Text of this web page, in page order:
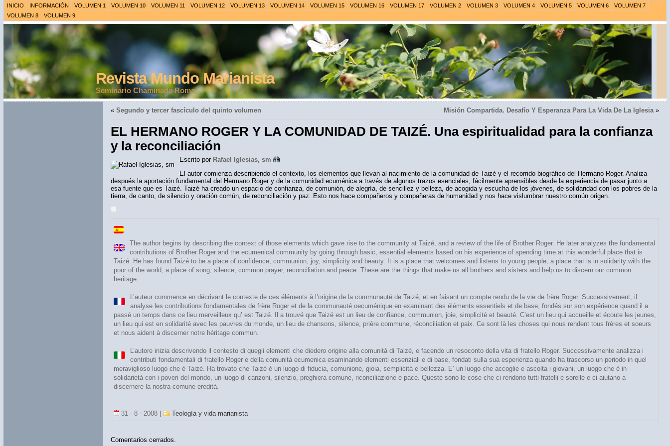
INICIO INFORMACIÓN VOLUMEN 1 VOLUMEN 10 VOLUMEN 11 VOLUMEN 12 VOLUMEN 13 VOLUMEN 14 VOLUMEN 15 VOLUMEN 16 VOLUMEN 17 VOLUMEN 2 VOLUMEN 3 VOLUMEN 4 VOLUMEN 5 VOLUMEN 6
VOLUMEN 7
VOLUMEN 8
VOLUMEN 9
Revista Mundo Marianista
Seminario Chaminade Roma
« Segundo y tercer fascículo del quinto volumen Misión Compartida. Desafío Y Esperanza Para La Vida De La Iglesia»
EL HERMANO ROGER Y LA COMUNIDAD DE TAIZÉ. Una espiritualidad para la confianza
y la reconciliación
Escrito por Rafael Iglesias, sm
El autor comienza describiendo el contexto, los elementos que llevan al nacimiento de la comunidad de Taizé y el recorrido biográfico del Hermano Roger. Analiza
después la aportación fundamental del Hermano Roger y de la comunidad ecuménica a través de algunos trazos esenciales, fácilmente aprensibles desde la experiencia de pasar junto a
esa fuente que es Taizé. Taizé ha creado un espacio de confianza, de comunión, de alegría, de sencillez y belleza, de acogida y escucha de los jóvenes, de solidaridad con los pobres de la
tierra, de canto, de silencio y oración común, de reconciliación y paz. Esto nos hace compañeros y compañeras de humanidad y nos hace vislumbrar nuestro común origen.
The author begins by describing the context of those elements which gave rise to the community at Taizé, and a review of the life of Brother Roger. He later analyzes the fundamental
contributions of Brother Roger and the ecumenical community by going through basic, essential elements based on his experience of spending time at this wonderful place that is
Taizé. He has found Taizé to be a place of confidence, communion, joy, simplicity and beauty. It is a place that welcomes and listens to young people, a place that is in solidarity with the
poor of the world, a place of song, silence, common prayer, reconciliation and peace. These are the things that make us all brothers and sisters and help us to discern our common
heritage.
L’auteur commence en décrivant le contexte de ces éléments à l’origine de la communauté de Taizé, et en faisant un compte rendu de la vie de frère Roger. Successivement, il
analyse les contributions fondamentales de frère Roger et de la communauté oecuménique en examinant des éléments essentiels et de base, fondés sur son expérience quand il a
passé un temps dans ce lieu merveilleux qu’ est Taizé. Il a trouvé que Taizé est un lieu de confiance, communion, joie, simplicité et beauté. C’est un lieu qui accueille et écoute les jeunes,
un lieu qui est en solidarité avec les pauvres du monde, un lieu de chansons, silence, prière commune, réconciliation et paix. Ce sont là les choses qui nous rendent tous frères et soeurs
et nous aident à discerner notre héritage commun.
L’autore inizia descrivendo il contesto di quegli elementi che diedero origine alla comunità di Taizé, e facendo un resoconto della vita di fratello Roger. Successivamente analizza i
contributi fondamentali di fratello Roger e della comunità ecumenica esaminando elementi essenziali e di base, fondati sulla sua esperienza quando ha trascorso un periodo in quel
meraviglioso luogo che è Taizé. Ha trovato che Taizé è un luogo di fiducia, comunione, gioia, semplicità e bellezza. E’ un luogo che accoglie e ascolta i giovani, un luogo che è in
solidarietà con i poveri del mondo, un luogo di canzoni, silenzio, preghiera comune, riconciliazione e pace. Queste sono le cose che ci rendono tutti fratelli e sorelle e ci aiutano a
discernere la nostra comune eredità.
31 - 8 - 2008 | Teología y vida marianista
Comentarios cerrados.